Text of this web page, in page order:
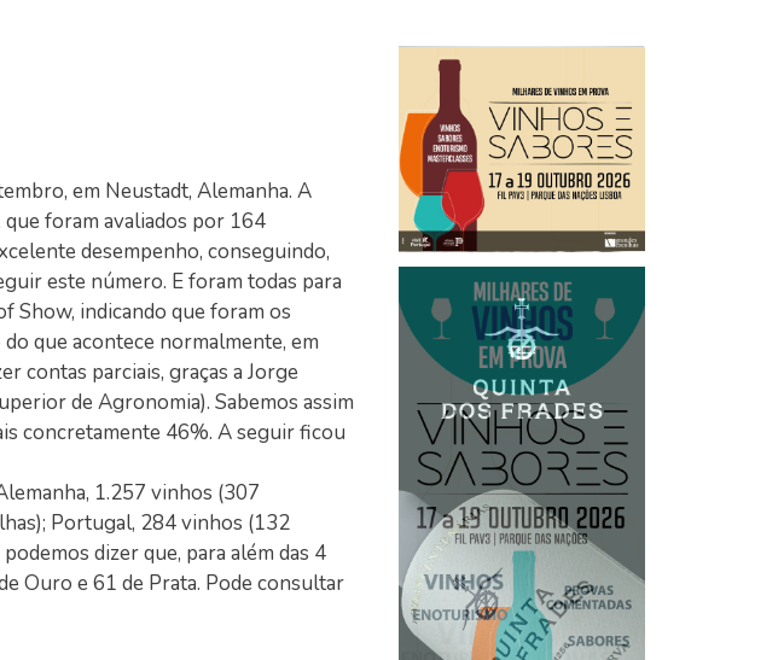
em Neustadt, Alemanha. A
foram avaliados por 164
desempenho, conseguindo,
este número. E foram todas para
Show, indicando que foram os
que acontece normalmente, em
contas parciais, graças a Jorge
de Agronomia). Sabemos assim
concretamente 46%. A seguir ficou
1.257 vinhos (307
Portugal, 284 vinhos (132
dizer que, para além das 4
Ouro e 61 de Prata. Pode consultar